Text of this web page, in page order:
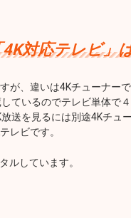
対応テレビ」
が、違いは4Kチューナーで
ているのでテレビ単体で
送を見るには別途4Kチュ
レビです。
ルしています。